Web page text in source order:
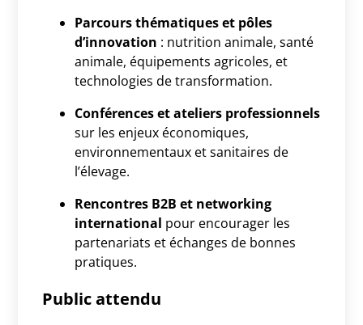
Parcours thématiques et pôles
d’innovation : nutrition animale, santé
animale, équipements agricoles, et
technologies de transformation.
Conférences et ateliers professionnels
sur les enjeux économiques,
environnementaux et sanitaires de
l’élevage.
Rencontres B2B et networking
international pour encourager les
partenariats et échanges de bonnes
pratiques.
Public attendu